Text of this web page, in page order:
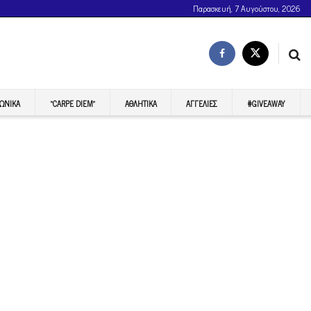
Παρασκευή, 7 Αυγούστου, 2026
“CARPE DIEM” ΑΘΛΗΤΙΚΆ ΑΓΓΕΛΊΕΣ #GIVEAWAY